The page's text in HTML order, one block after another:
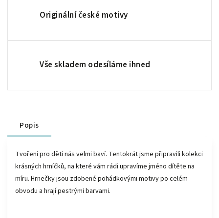
Originální české motivy
Vše skladem odesíláme ihned
Popis
Tvoření pro děti nás velmi baví. Tentokrát jsme připravili kolekci
krásných hrníčků, na které vám rádi upravíme jméno dítěte na
míru. Hrnečky jsou zdobené pohádkovými motivy po celém
obvodu a hrají pestrými barvami.